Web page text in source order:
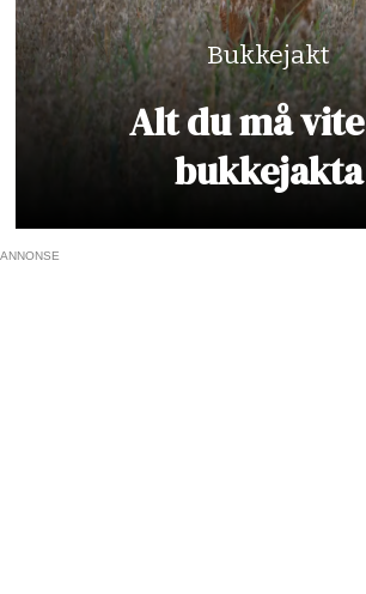
Bukkejakt
Alt du må
bukkejakta
ANNONSE